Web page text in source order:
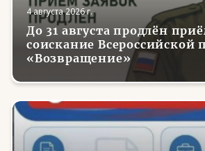
4 августа 2026 г.
До 31 августа продлён
соискание Всероссийской
«Возвращение»